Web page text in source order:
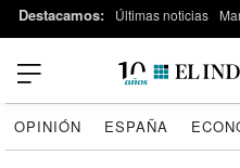
Destacamos: Últimas noticias
OPINIÓN ESPAÑA